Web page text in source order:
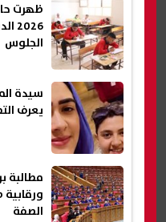
ظهرت
الجلوس
سيدة
يعرف
مطالبة
ورقابية
الصفة